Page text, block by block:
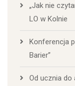
„Jak nie
LO w Kolnie
Konferencja
Barier”
Od ucznia do